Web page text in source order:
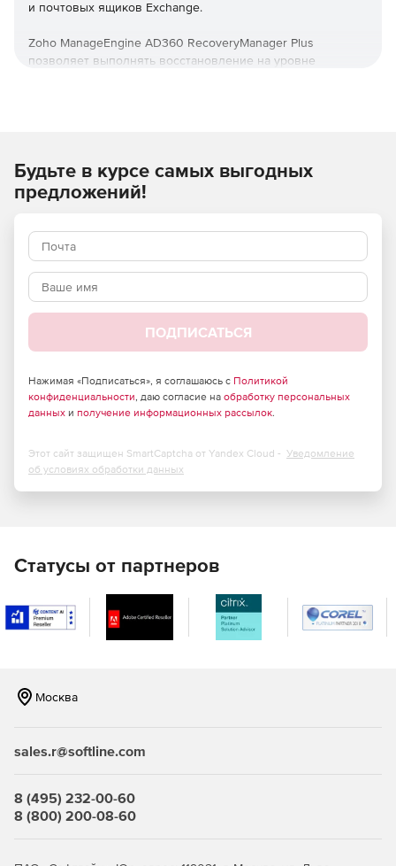
и почтовых ящиков Exchange.
Zoho ManageEngine AD360 RecoveryManager Plus
позволяет выполнять восстановление на уровне
ящиков, включая письма, события календаря и контакты.
Будьте в курсе самых выгодных
предложений!
ПОДПИСАТЬСЯ
Нажимая «Подписаться», я соглашаюсь с Политикой
конфиденциальности, даю согласие на обработку персональных
данных и получение информационных рассылок.
Этот сайт защищен SmartCaptcha от Yandex Cloud - Уведомление
об условиях обработки данных
Статусы от партнеров
Москва
sales.r@softline.com
8 (495) 232-00-60
8 (800) 200-08-60